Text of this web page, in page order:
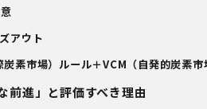
アウト
炭素市場）ルール＋VCM （自発的炭素
前進」と評価すべき理由